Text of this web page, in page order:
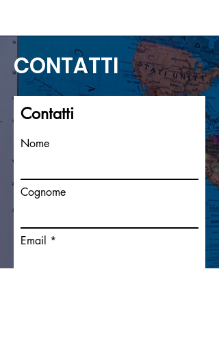
CONTATTI
Contatti
Nome
Cognome
Email